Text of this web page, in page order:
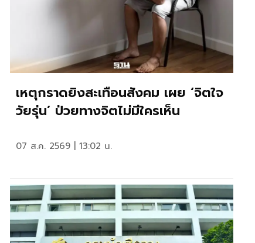
เหตุกราดยิงสะเทือนสังคม เผย ‘จิตใจ
วัยรุ่น’ ป่วยทางจิตไม่มีใครเห็น
07 ส.ค. 2569 | 13:02 น.